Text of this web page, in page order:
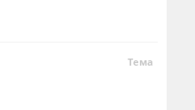
Тема